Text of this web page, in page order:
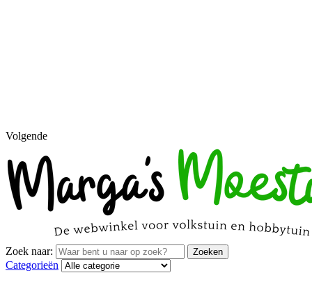
Volgende
Zoek naar: Zoeken
Categorieën